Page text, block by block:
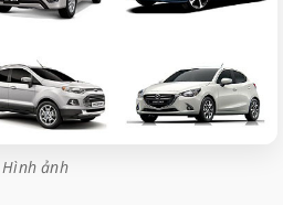
Hình ảnh